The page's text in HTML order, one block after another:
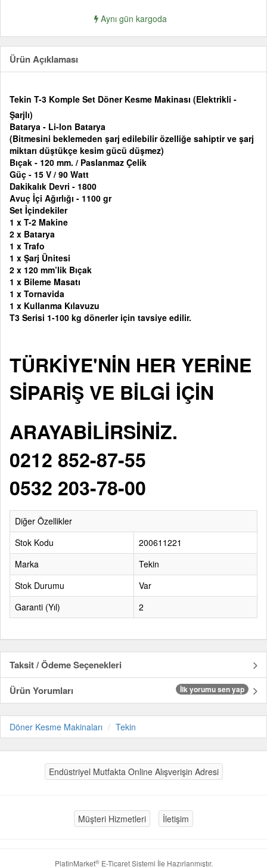
Aynı gün kargoda
Ürün Açıklaması
Tekin T-3 Komple Set Döner Kesme Makinası (Elektrikli -
Şarjlı)
Batarya - Li-lon Batarya
(Bitmesini beklemeden şarj edilebilir özelliğe sahiptir ve şarj
miktarı düştükçe kesim gücü düşmez)
Bıçak - 120 mm. / Paslanmaz Çelik
Güç - 15 V / 90 Watt
Dakikalık Devri - 1800
Avuç İçi Ağırlığı - 1100 gr
Set İçindekiler
1 x T-2 Makine
2 x Batarya
1 x Trafo
1 x Şarj Ünitesi
2 x 120 mm’lik Bıçak
1 x Bileme Masatı
1 x Tornavida
1 x Kullanma Kılavuzu
T3 Serisi 1-100 kg dönerler için tavsiye edilir.
TÜRKİYE'NİN HER YERİNE
SİPARİŞ VE BİLGİ İÇİN
ARAYABİLİRSİNİZ.
0212 852-87-55
0532 203-78-00
Diğer Özellikler
Stok Kodu
200611221
Marka
Tekin
Stok Durumu
Var
Garanti (Yıl)
2
Taksit / Ödeme Seçenekleri
Ürün Yorumları
İlk yorumu sen yap
Döner Kesme Makinaları Tekin
Endüstriyel Mutfakta Online Alışverişin Adresi
Müşteri Hizmetleri İletişim
PlatinMarket®E-Ticaret Sistemi İle Hazırlanmıştır.